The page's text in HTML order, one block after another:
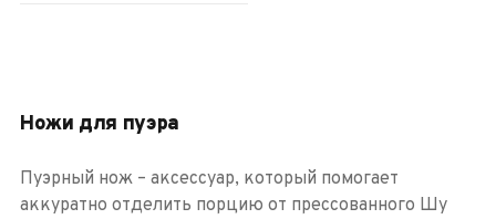
Ножи для пуэра
Пуэрный нож – аксессуар, который помогает
аккуратно отделить порцию от прессованного Шу